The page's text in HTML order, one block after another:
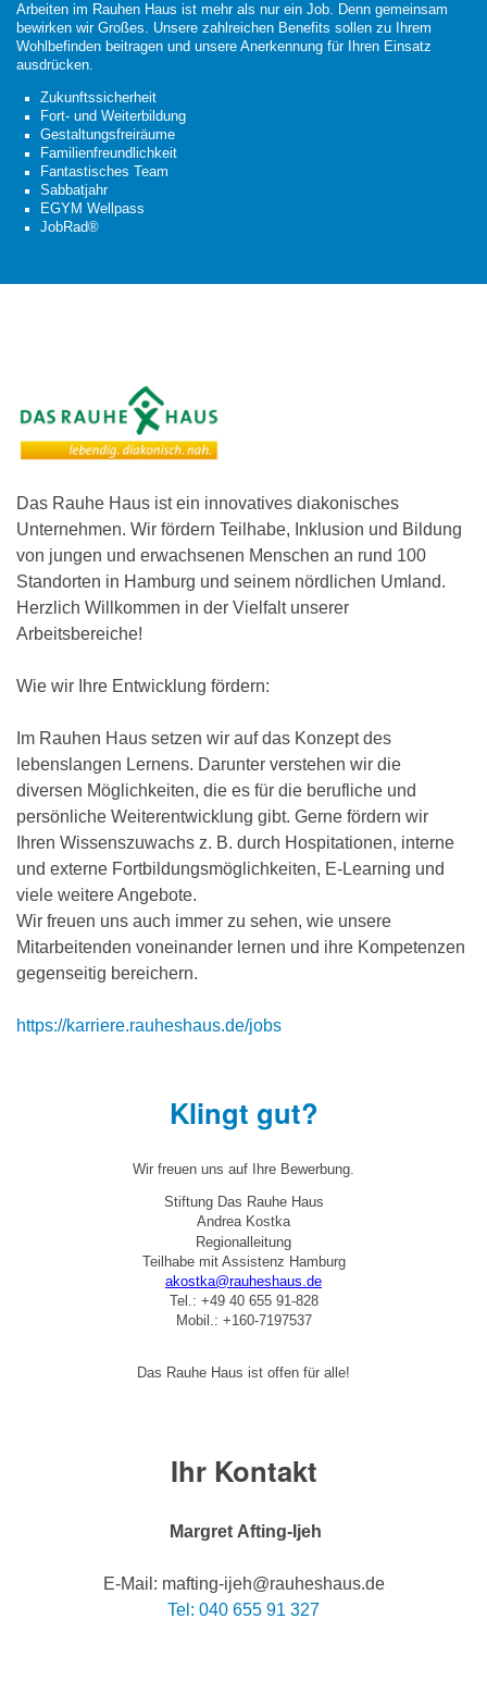
Arbeiten im Rauhen Haus ist mehr als nur ein Job. Denn gemeinsam
bewirken wir Großes. Unsere zahlreichen Benefits sollen zu Ihrem
Wohlbefinden beitragen und unsere Anerkennung für Ihren Einsatz
ausdrücken.
Zukunftssicherheit
Fort- und Weiterbildung
Gestaltungsfreiräume
Familienfreundlichkeit
Fantastisches Team
Sabbatjahr
EGYM Wellpass
JobRad®
Das Rauhe Haus ist ein innovatives diakonisches
Unternehmen. Wir fördern Teilhabe, Inklusion und Bildung
von jungen und erwachsenen Menschen an rund 100
Standorten in Hamburg und seinem nördlichen Umland.
Herzlich Willkommen in der Vielfalt unserer
Arbeitsbereiche!
Wie wir Ihre Entwicklung fördern:
Im Rauhen Haus setzen wir auf das Konzept des
lebenslangen Lernens. Darunter verstehen wir die
diversen Möglichkeiten, die es für die berufliche und
persönliche Weiterentwicklung gibt. Gerne fördern wir
Ihren Wissenszuwachs z. B. durch Hospitationen, interne
und externe Fortbildungsmöglichkeiten, E-Learning und
viele weitere Angebote.
Wir freuen uns auch immer zu sehen, wie unsere
Mitarbeitenden voneinander lernen und ihre Kompetenzen
gegenseitig bereichern.
https://karriere.rauheshaus.de/jobs
Klingt gut?
Wir freuen uns auf Ihre Bewerbung.
Stiftung Das Rauhe Haus
Andrea Kostka
Regionalleitung
Teilhabe mit Assistenz Hamburg
akostka@rauheshaus.de
Tel.: +49 40 655 91-828
Mobil.: +160-7197537
Das Rauhe Haus ist offen für alle!
Ihr Kontakt
Margret Afting-Ijeh
E-Mail: mafting-ijeh@rauheshaus.de
Tel: 040 655 91 327